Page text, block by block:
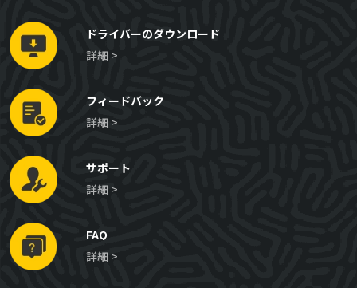
ドライバーのダウンロード
詳細 >
フィードバック
詳細 >
サポート
詳細 >
FAQ
詳細 >